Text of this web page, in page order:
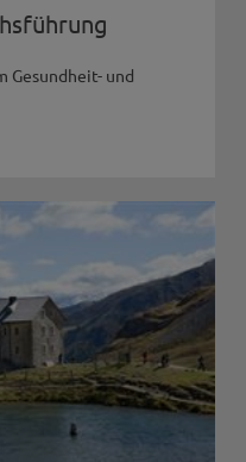
Gesundheit- und